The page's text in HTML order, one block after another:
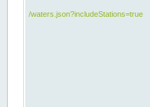
/waters.json?includeStations=true